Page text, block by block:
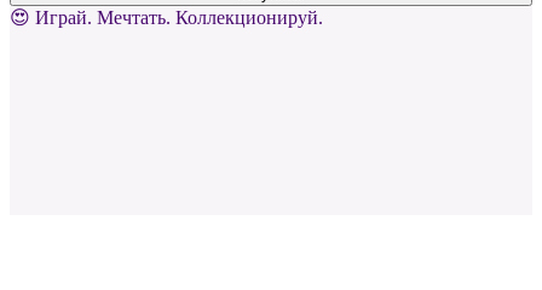
😍 Играй. Мечтать. Коллекционируй.